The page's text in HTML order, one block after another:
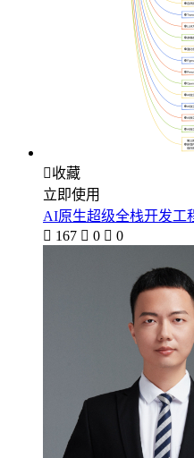
收藏
立即使用
AI原生超级全栈开发工
 167  0  0